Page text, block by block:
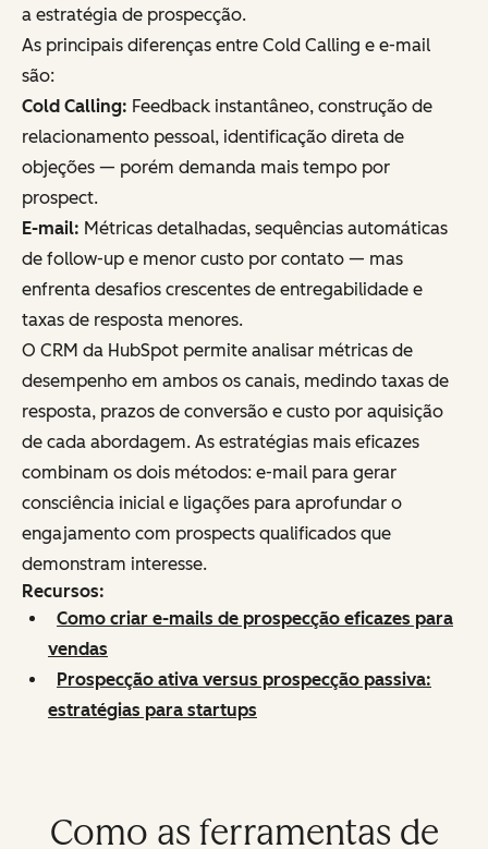
a estratégia de prospecção.
As principais diferenças entre Cold Calling e e-mail
são:
Cold Calling: Feedback instantâneo, construção de
relacionamento pessoal, identificação direta de
objeções — porém demanda mais tempo por
prospect.
E-mail: Métricas detalhadas, sequências automáticas
de follow-up e menor custo por contato — mas
enfrenta desafios crescentes de entregabilidade e
taxas de resposta menores.
O CRM da HubSpot permite analisar métricas de
desempenho em ambos os canais, medindo taxas de
resposta, prazos de conversão e custo por aquisição
de cada abordagem. As estratégias mais eficazes
combinam os dois métodos: e-mail para gerar
consciência inicial e ligações para aprofundar o
engajamento com prospects qualificados que
demonstram interesse.
Recursos:
Como criar e-mails de prospecção eficazes para
vendas
Prospecção ativa versus prospecção passiva:
estratégias para startups
Como as ferramentas de